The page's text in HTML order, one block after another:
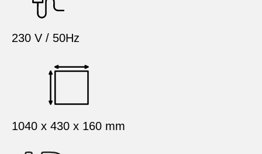
230 V / 50Hz
1040 x 430 x 160 mm